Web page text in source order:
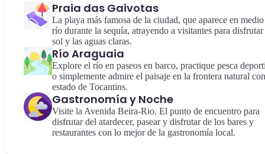
Praia das Gaivotas
La playa más famosa de la ciudad, que aparece en
río durante la sequía, atrayendo a visitantes para
sol y las aguas claras.
Río Araguaia
Explore el río en paseos en barco, practique pesca
o simplemente admire el paisaje en la frontera natural
estado de Tocantins.
Gastronomía y Noche
Visite la Avenida Beira-Rio. El punto de encuentro para
disfrutar del atardecer, pasear y disfrutar de los bares y
restaurantes con lo mejor de la gastronomía local.